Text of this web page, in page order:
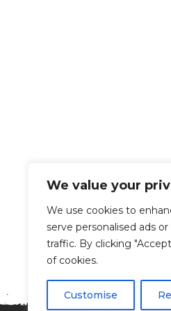
We value your
We use cookies to
serve personalised ads
traffic. By clicking
of cookies.
Customise